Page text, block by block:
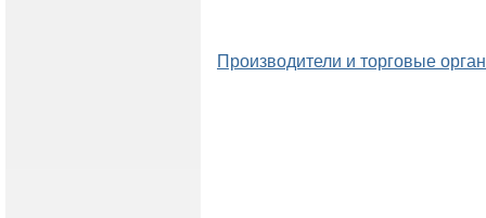
Производители и торговые